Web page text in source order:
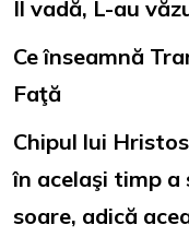
Îl vadă, L-au
Ce înseamnă
Faţă
Chipul lui
în acelaşi timp a
soare, adică